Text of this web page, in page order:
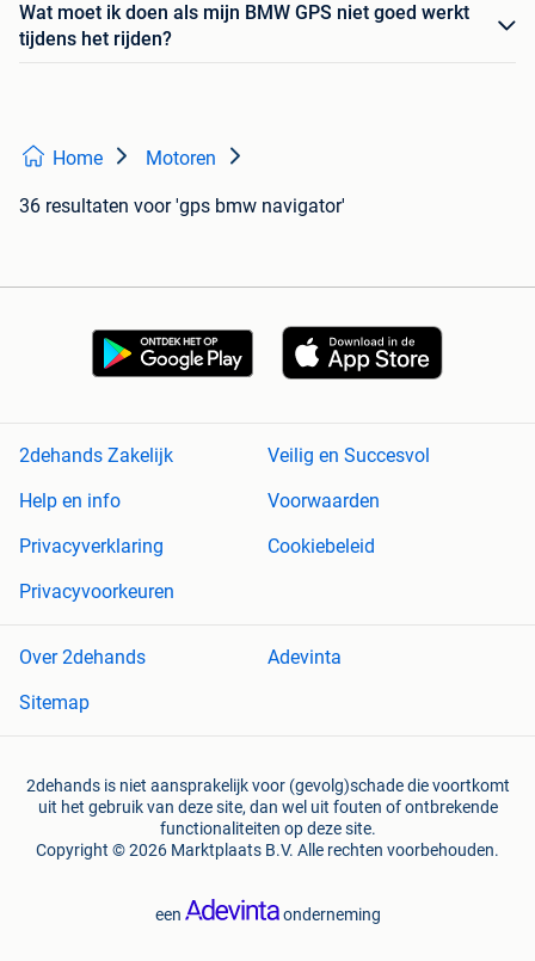
Wat moet ik doen als mijn BMW GPS niet goed werkt
tijdens het rijden?
Home Motoren
36 resultaten voor 'gps bmw navigator'
2dehands Zakelijk
Veilig en Succesvol
Help en info
Voorwaarden
Privacyverklaring
Cookiebeleid
Privacyvoorkeuren
Over 2dehands
Adevinta
Sitemap
2dehands is niet aansprakelijk voor (gevolg)schade die voortkomt
uit het gebruik van deze site, dan wel uit fouten of ontbrekende
functionaliteiten op deze site.
Copyright © 2026 Marktplaats B.V. Alle rechten voorbehouden.
een onderneming